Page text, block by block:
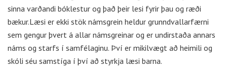
sinna varðandi bóklestur og það þeir lesi fyrir þau og ræði
bækur.Læsi er ekki stök námsgrein heldur grunndvallarfærni
sem gengur þvert á allar námsgreinar og er undirstaða annars
náms og starfs í samfélaginu. Því er mikilvægt að heimili og
skóli séu samstíga í því að styrkja læsi barna.